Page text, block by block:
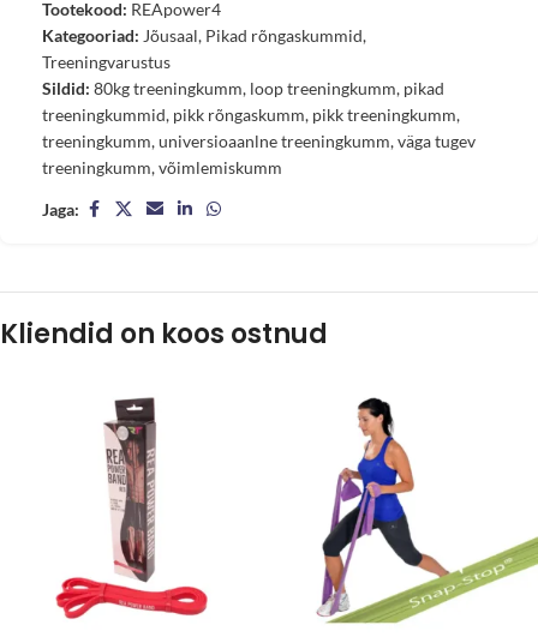
Tootekood: REApower4
Kategooriad: Jõusaal, Pikad rõngaskummid,
Treeningvarustus
Sildid: 80kg treeningkumm, loop treeningkumm, pikad
treeningkummid, pikk rõngaskumm, pikk treeningkumm,
treeningkumm,universioaanlne treeningkumm,väga tugev
treeningkumm,võimlemiskumm
Jaga:
Kliendid on koos ostnud